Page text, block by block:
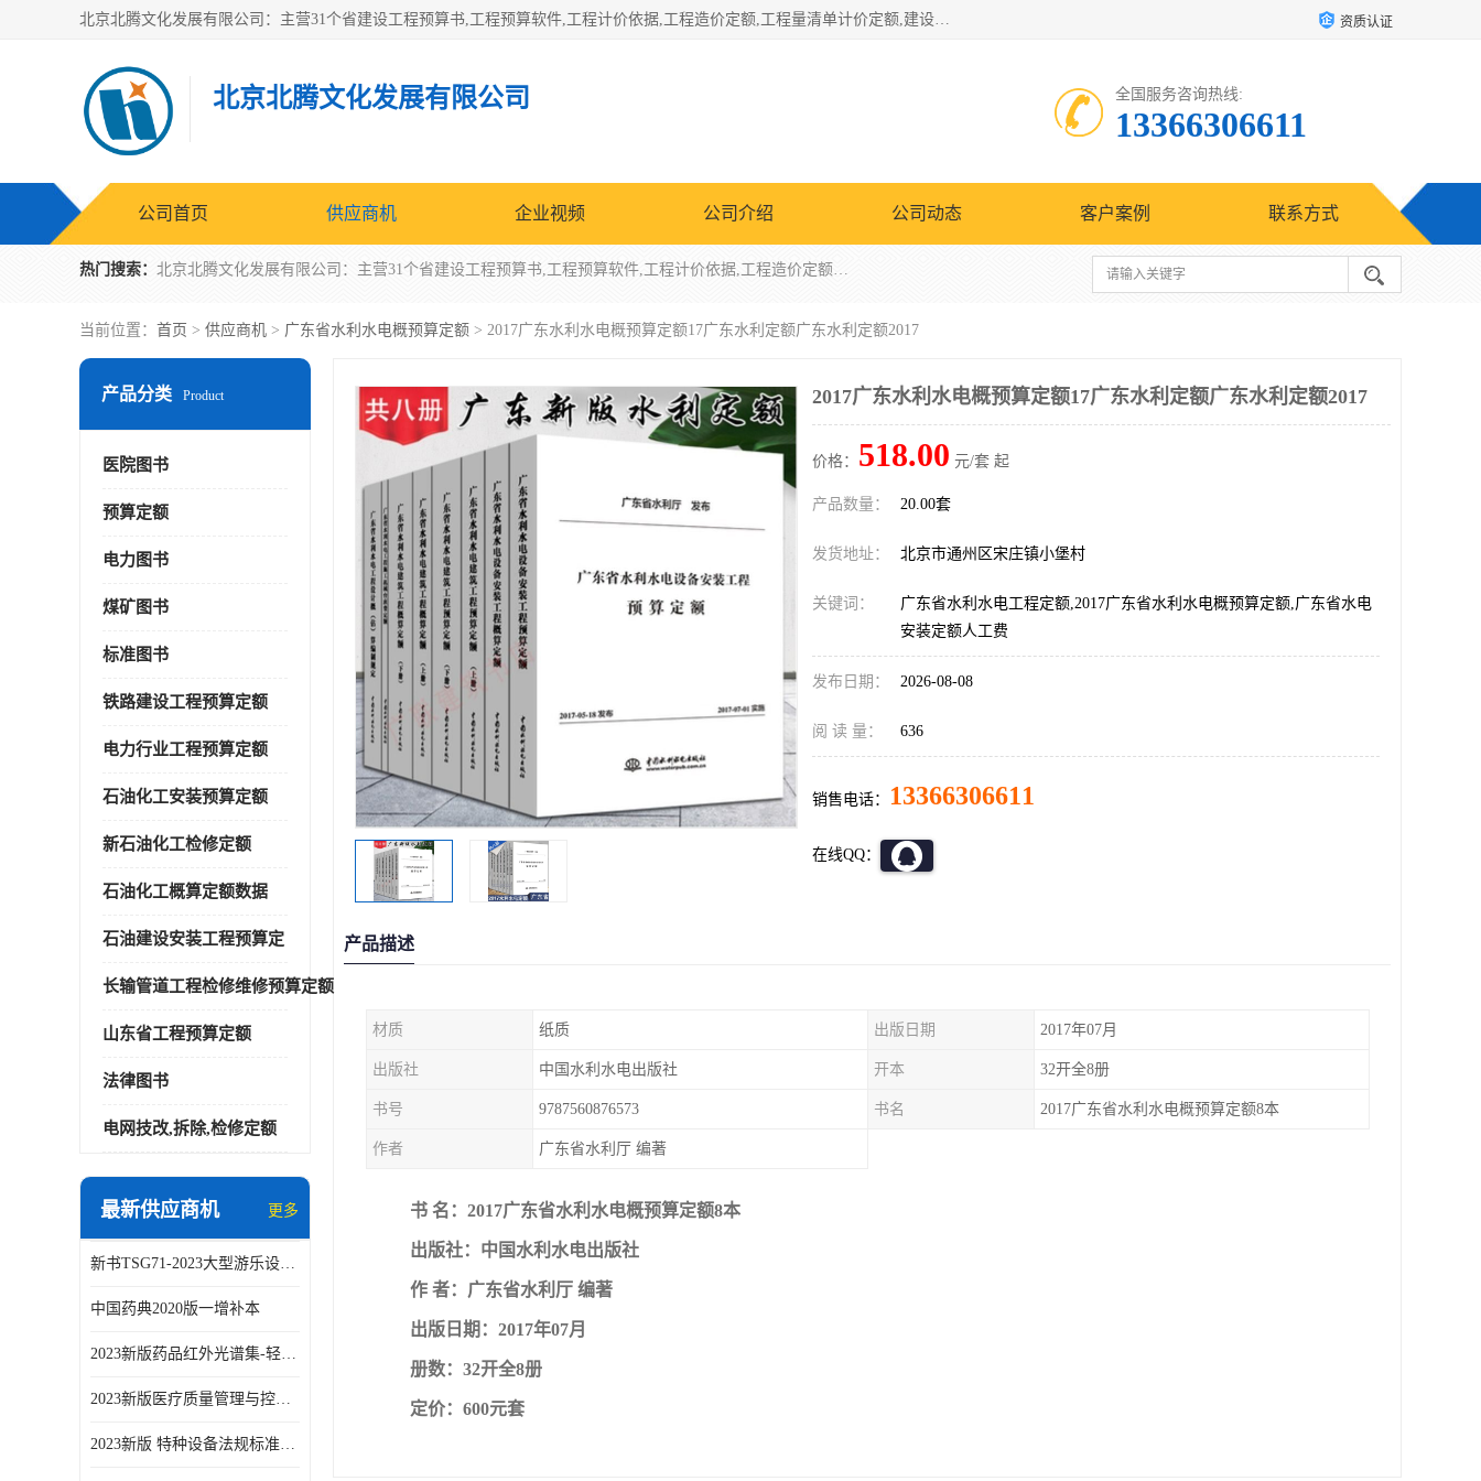
北京北腾文化发展有限公司：主营31个省建设工程预算书,工程预算软件,工程计价依据,工程造价定额,工程量清单计价定额,建设工程量消耗量定额,各行业工程预算定额,铁路定额,电力定额,矿山定额,*,黄金定额,钢铁企业检修定额,中石化安装检修定额,煤矿图书,医院书籍等.诚信的经营，在发展的同时公司不忘不断总结不断优化为客户的服务，和一如既往的热情赢得了新老客户的极高评价及青睐。 资质认证
北京北腾文化发展有限公司 全国服务咨询热线:
13366306611
公司首页 供应商机 企业视频 公司介绍 公司动态 客户案例 联系方式
热门搜索： 北京北腾文化发展有限公司：主营31个省建设工程预算书,工程预算软件,工程计价依据,工程造价定额,工程量清单计价定额,建设工程量消耗量定额,各行业工程预算定额,铁路定额,电力定额,矿山定额,*,黄金定额,钢铁企业检修定额,中石化安装检修定额,煤矿图书,医院书籍等.诚信的经营，在发展的同时公司不忘不断总结不断优化为客户的服务，和一如既往的热情赢得了新老客户的极高评价及青睐。
当前位置： 首页 > 供应商机 > 广东省水利水电概预算定额 > 2017广东水利水电概预算定额17广东水利定额广东水利定额2017
产品分类 Product
医院图书
预算定额
电力图书
煤矿图书
标准图书
铁路建设工程预算定额
电力行业工程预算定额
石油化工安装预算定额
新石油化工检修定额
石油化工概算定额数据
石油建设安装工程预算定
长输管道工程检修维修预算定额
山东省工程预算定额
法律图书
电网技改,拆除,检修定额
最新供应商机 更多
新书TSG71-2023大型游乐设施安全技术规程
中国药典2020版一增补本
2023新版药品红外光谱集-轻工业出版社
2023新版医疗质量管理与控制指标汇编5.0版
2023新版 特种设备法规标准手册 机电类标准客运索道卷
2017广东水利水电概预算定额17广东水利定额广东水利定额2017
价格： 518.00 元/套 起
产品数量： 20.00套
发货地址： 北京市通州区宋庄镇小堡村
关键词：
广东省水利水电工程定额,2017广东省水利水电概预算定额,广东省水电
安装定额人工费
发布日期： 2026-08-08
阅 读 量： 636
销售电话： 13366306611
在线QQ：
产品描述
材质 纸质 出版日期 2017年07月
出版社 中国水利水电出版社 开本 32开全8册
书号 9787560876573 书名 2017广东省水利水电概预算定额8本
作者 广东省水利厅 编著
书 名：2017广东省水利水电概预算定额8本
出版社：中国水利水电出版社
作 者：广东省水利厅 编著
出版日期：2017年07月
册数：32开全8册
定价：600元套